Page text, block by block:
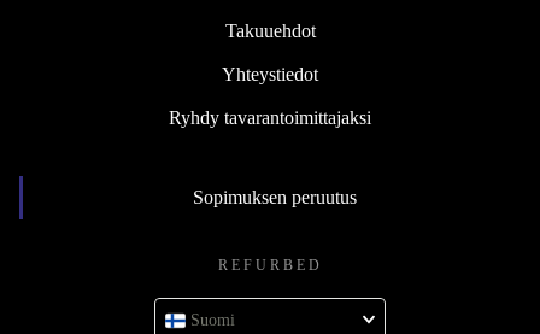
Takuuehdot
Yhteystiedot
Ryhdy tavarantoimittajaksi
Sopimuksen peruutus
REFURBED
Suomi